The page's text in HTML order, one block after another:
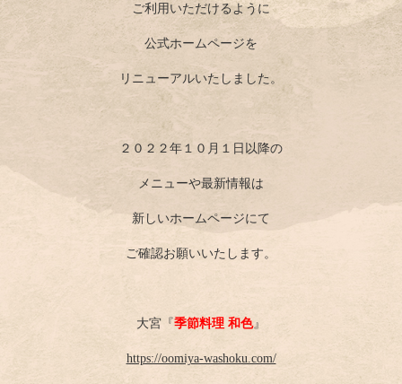
ご利用いただけるように
公式ホームページを
リニューアルいたしました。
２０２２年１０月１日以降の
メニューや最新情報は
新しいホームページにて
ご確認お願いいたします。
大宮『季節料理 和色』
https://oomiya-washoku.com/